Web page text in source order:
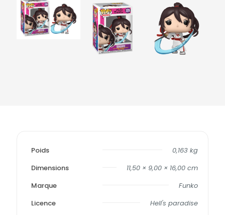
Poids
0,163 kg
Dimensions
11,50 × 9,00 × 16,00 cm
Marque
Funko
Licence
Hell's paradise